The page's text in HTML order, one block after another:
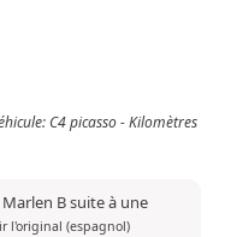
C4 picasso - Kilomètres
B suite à une
l'original (espagnol)